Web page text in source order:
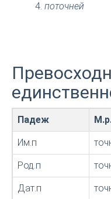
поточней
Падеж
Им.п
Род.п
Дат.п